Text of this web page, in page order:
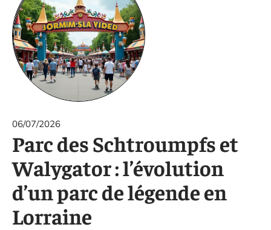
06/07/2026
Parc des Schtroumpfs et
Walygator : l’évolution
d’un parc de légende en
Lorraine